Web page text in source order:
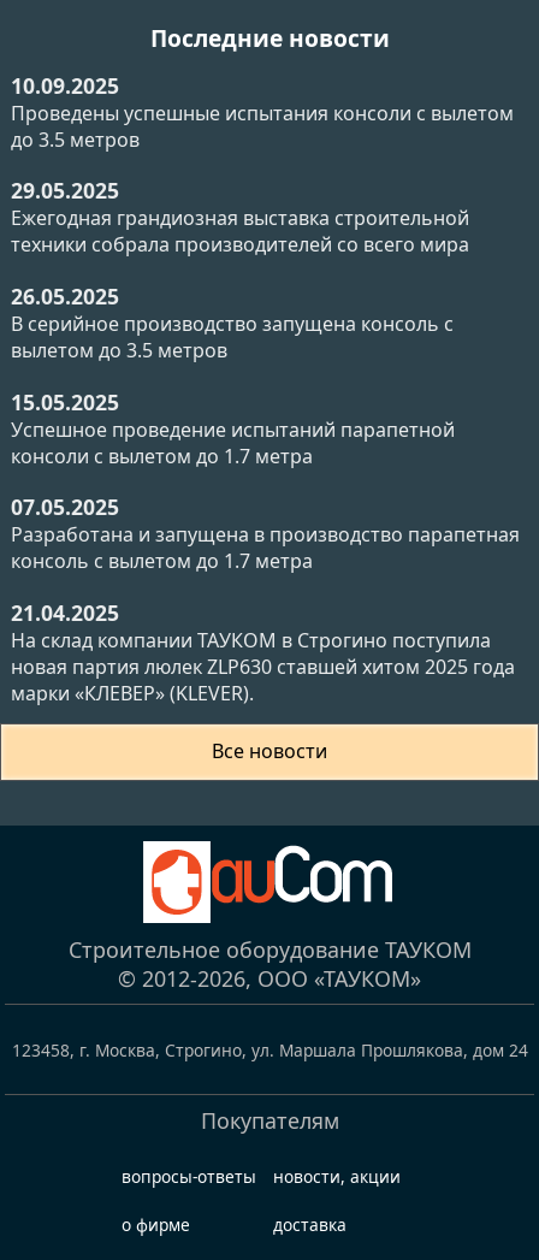
Последние новости
10.09.2025
Проведены успешные испытания консоли с вылетом
до 3.5 метров
29.05.2025
Ежегодная грандиозная выставка строительной
техники собрала производителей со всего мира
26.05.2025
В серийное производство запущена консоль с
вылетом до 3.5 метров
15.05.2025
Успешное проведение испытаний парапетной
консоли с вылетом до 1.7 метра
07.05.2025
Разработана и запущена в производство парапетная
консоль с вылетом до 1.7 метра
21.04.2025
На склад компании ТАУКОМ в Строгино поступила
новая партия люлек ZLP630 ставшей хитом 2025 года
марки «КЛЕВЕР» (KLEVER).
Все новости
Строительное оборудование ТАУКОМ
© 2012-2026, ООО «ТАУКОМ»
123458, г. Москва, Строгино, ул. Маршала Прошлякова, дом 24
Покупателям
вопросы-ответы
о фирме
новости, акции
доставка